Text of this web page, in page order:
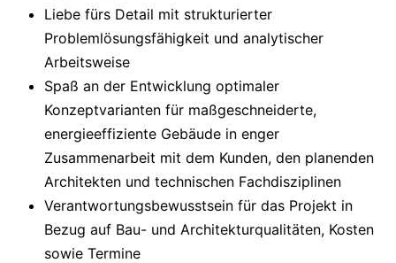
Liebe fürs Detail mit strukturierter
Problemlösungsfähigkeit und analytischer
Arbeitsweise
Spaß an der Entwicklung optimaler
Konzeptvarianten für maßgeschneiderte,
energieeffiziente Gebäude in enger
Zusammenarbeit mit dem Kunden, den planenden
Architekten und technischen Fachdisziplinen
Verantwortungsbewusstsein für das Projekt in
Bezug auf Bau- und Architekturqualitäten, Kosten
sowie Termine